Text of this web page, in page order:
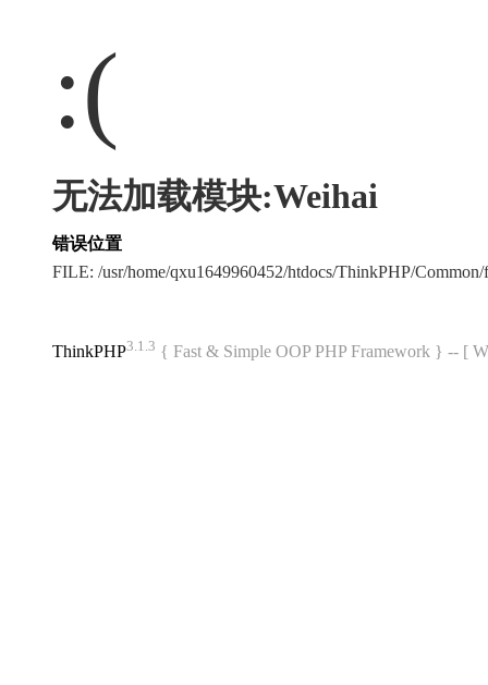
:(
无法加载模块:Weihai
错误位置
FILE: /usr/home/qxu1649960452/htdocs/ThinkPHP/
ThinkPHP3.1.3 { Fast & Simple OOP PHP Framework } -- [